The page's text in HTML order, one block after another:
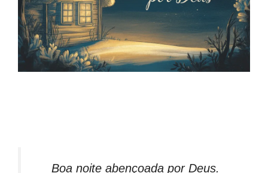
Boa noite abençoada por Deus.